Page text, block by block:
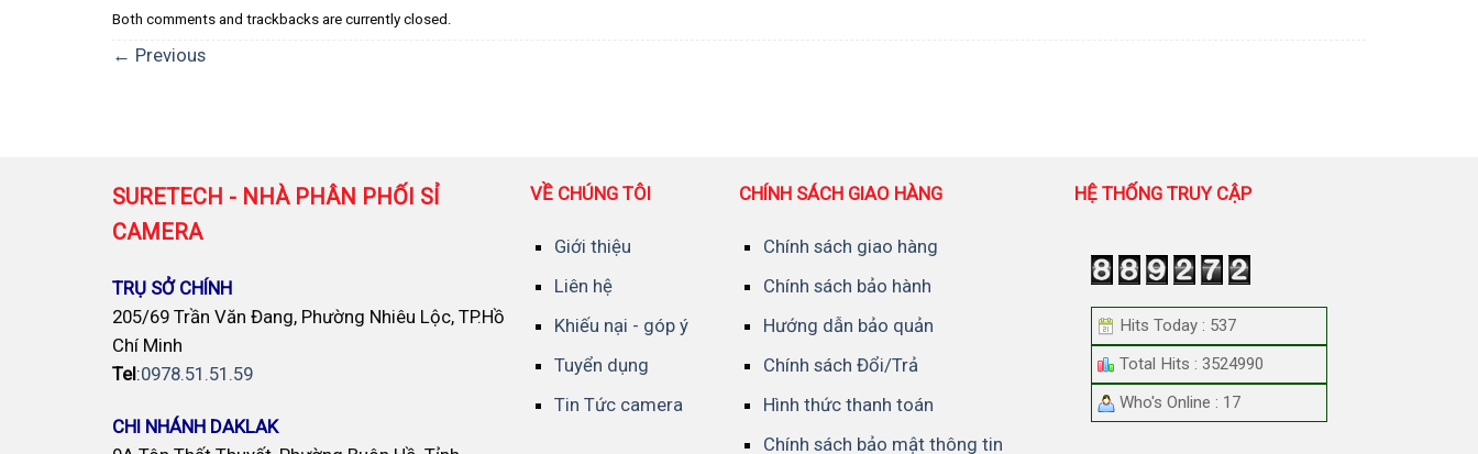
Both comments and trackbacks are currently closed.
← Previous
SURETECH - NHÀ PHÂN PHỐI SỈ
CAMERA
TRỤ SỞ CHÍNH
205/69 Trần Văn Đang, Phường Nhiêu Lộc, TP.Hồ
Chí Minh
Tel:0978.51.51.59
CHI NHÁNH DAKLAK
VỀ CHÚNG TÔI
Giới thiệu
Liên hệ
Khiếu nại - góp ý
Tuyển dụng
Tin Tức camera
CHÍNH SÁCH GIAO HÀNG
Chính sách giao hàng
Chính sách bảo hành
Hướng dẫn bảo quản
Chính sách Đổi/Trả
Hình thức thanh toán
Chính sách bảo mật thông tin
HỆ THỐNG TRUY CẬP
Hits Today : 537
Total Hits : 3524990
Who's Online : 17